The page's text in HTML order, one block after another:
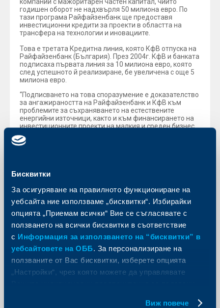
Бисквитки
За осигуряване на правилното функциониране на
уебсайта ние използваме „бисквитки“. Избирайки
опцията „Приемам всички“ Вие се съгласявате с
ползването на всички бисквитки в съответствие
с Информация за използването на “бисквитки” в
уебсайтовете на ОББ. За персонализиране на
ползваните от Вас бисквитки, изберете опцията
„Настройки“, чрез която можете да управлявате
Виж повече
годишен оборот не надхвърля 50 милиона евро. По
тази програма Райфайзенбанк ще предоставя
инвестиционни кредити за проекти в областта на
трансфера на технологии и иновациите.
Това е третата Кредитна линия, която КфВ отпуска на
Райфайзенбанк (България). През 2004г. КфВ и банката
подписаха първата линия за 10 милиона евро, която
след успешното й реализиране, бе увеличена с още 5
милиона евро.
“Подписването на това споразумение е доказателство
за ангажираността на Райфайзенбанк и КфВ към
проблемите за съхраняването на естествените
енергийни източници, както и към финансирането на
инвестиционните проекти на малкия и среден бизнес.
По предходните споразумения с КфВ за 15 милиона
евро банката отпусна близо 600 кредита на малки и
една от водещите институции във финансирането на
малкия бизнес, като кредитният портфейл в този
сегмент достигна близо 2 млрд. лв., което
представлява ръст от над 32% спрямо 2007г.
***
Райфайзенбанк (България) ЕАД (www.rbb.bg) е
основана през 1994г. Банката е 100% собственост на
Райфайзен Интернешънъл Банк-Холдинг АГ,
компанията управляваща дъщерните дружества на
Райфайзен Централбанк Австрия (РЦБ) в Централна и
клиенти са обслужвани от повече от 3200 банкови